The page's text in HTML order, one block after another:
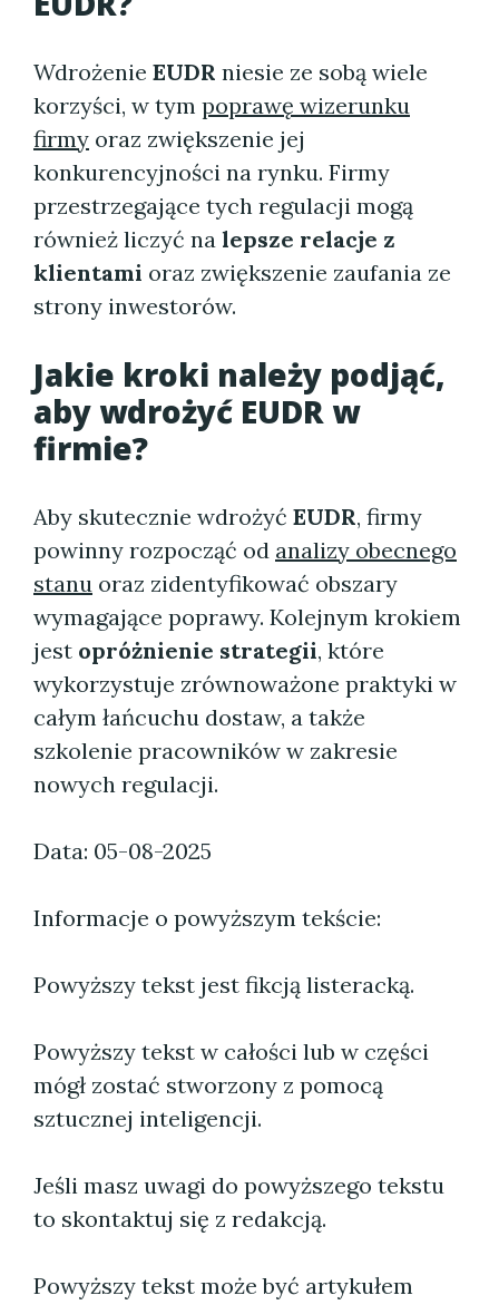
Wdrożenie EUDR niesie ze sobą wiele
korzyści, w tym poprawę wizerunku
firmy oraz zwiększenie jej
konkurencyjności na rynku. Firmy
przestrzegające tych regulacji mogą
również liczyć na lepsze relacje z
klientami oraz zwiększenie zaufania ze
strony inwestorów.
Jakie kroki należy podjąć,
aby wdrożyć EUDR w
firmie?
Aby skutecznie wdrożyć EUDR, firmy
powinny rozpocząć od analizy obecnego
stanu oraz zidentyfikować obszary
wymagające poprawy. Kolejnym krokiem
jest opróżnienie strategii, które
wykorzystuje zrównoważone praktyki w
całym łańcuchu dostaw, a także
szkolenie pracowników w zakresie
nowych regulacji.
Data: 05-08-2025
Informacje o powyższym tekście:
Powyższy tekst jest fikcją listeracką.
Powyższy tekst w całości lub w części
mógł zostać stworzony z pomocą
sztucznej inteligencji.
Jeśli masz uwagi do powyższego tekstu
to skontaktuj się z redakcją.
Powyższy tekst może być artykułem